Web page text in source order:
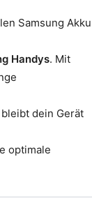
Samsung Akku
Handys. Mit
dein Gerät
optimale